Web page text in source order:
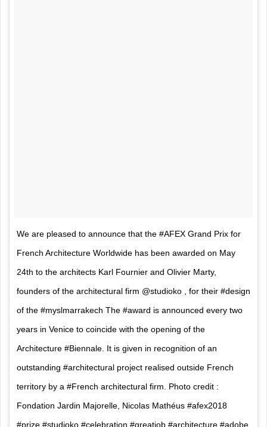
We are pleased to announce that the #AFEX Grand Prix for
French Architecture Worldwide has been awarded on May
24th to the architects Karl Fournier and Olivier Marty,
founders of the architectural firm @studioko , for their #design
of the #myslmarrakech The #award is announced every two
years in Venice to coincide with the opening of the
Architecture #Biennale. It is given in recognition of an
outstanding #architectural project realised outside French
territory by a #French architectural firm. Photo credit :
Fondation Jardin Majorelle, Nicolas Mathéus #afex2018
#prize #studioko #celebration #greatjob #architecture #adobe